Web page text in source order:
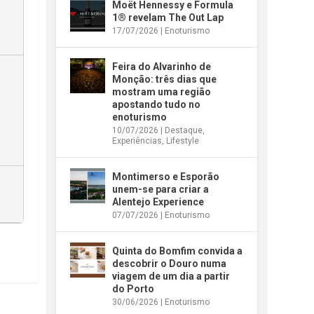
Moët Hennessy e Formula
1® revelam The Out Lap
17/07/2026 | Enoturismo
Feira do Alvarinho de
Monção: três dias que
mostram uma região
apostando tudo no
enoturismo
10/07/2026 | Destaque,
Experiências, Lifestyle
Montimerso e Esporão
unem-se para criar a
Alentejo Experience
07/07/2026 | Enoturismo
Quinta do Bomfim convida a
descobrir o Douro numa
viagem de um dia a partir
do Porto
30/06/2026 | Enoturismo